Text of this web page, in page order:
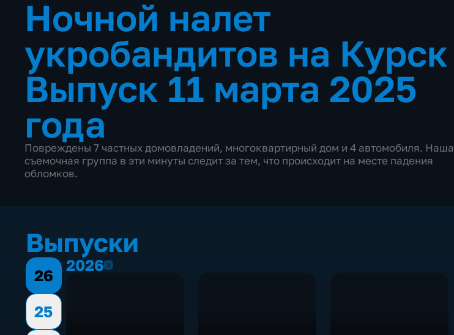
Ночной налет
укробандитов на Курск
Выпуск 11 марта 2025
года
Повреждены 7 частных домовладений, многоквартирный дом и 4 автомобиля. Наша
съемочная группа в эти минуты следит за тем, что происходит на месте падения
обломков.
Выпуски
26
25
20262026